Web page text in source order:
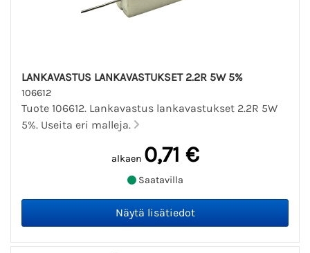
LANKAVASTUS LANKAVASTUKSET 2.2R 5W 5%
106612
Tuote 106612. Lankavastus lankavastukset 2.2R 5W
5%. Useita eri malleja.
alkaen 0,71 €
Saatavilla